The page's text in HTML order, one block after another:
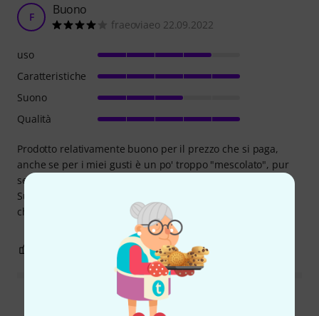
F Buono
fraeoviaeo 22.09.2022
Prodotto relativamente buono per il prezzo che si paga,
anche se per i miei gusti è un po' troppo "mescolato", pur
settando i knobs rendendo meno invasivo l'effetto.
Suonando arpeggi aperti rischi di non sentire bene le note
che suoni da quanto ondula il suono.
uso
Caratteristiche
Suono
Qualità
SEGNALA UN ABUSO
Leggi tutte le recensioni